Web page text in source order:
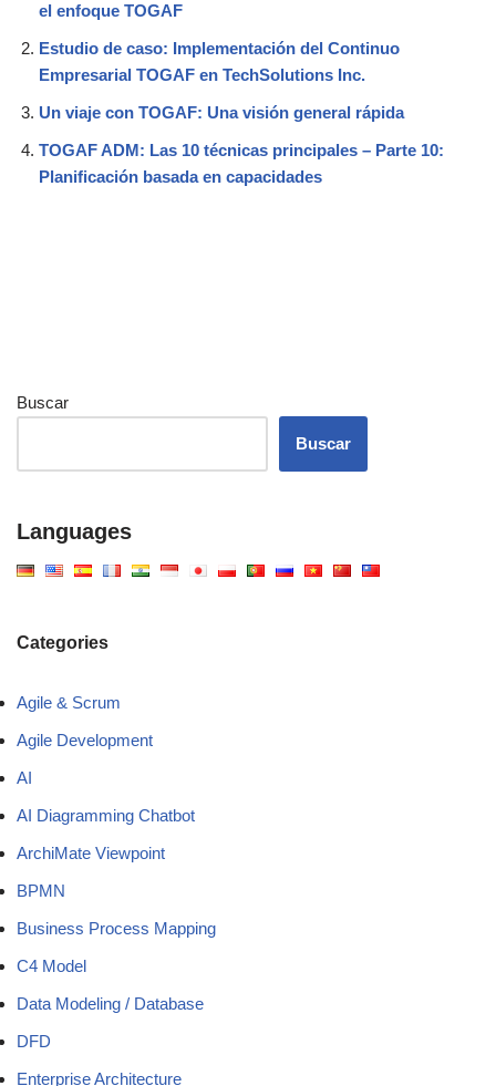
el enfoque TOGAF
Estudio de caso: Implementación del Continuo
Empresarial TOGAF en TechSolutions Inc.
Un viaje con TOGAF: Una visión general rápida
TOGAF ADM: Las 10 técnicas principales – Parte 10:
Planificación basada en capacidades
Buscar
Buscar
Languages
Categories
Agile & Scrum
Agile Development
AI
AI Diagramming Chatbot
ArchiMate Viewpoint
BPMN
Business Process Mapping
C4 Model
Data Modeling / Database
DFD
Enterprise Architecture